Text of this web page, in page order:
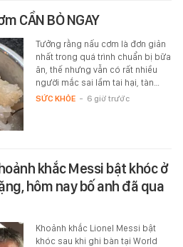
CẦN BỎ NGAY
Tưởng rằng nấu cơm là đơn giản
nhất trong quá trình chuẩn bị bữa
ăn, thế nhưng vẫn có rất nhiều
người mắc sai lầm tai hại, tàn…
SỨC KHỎE - 6 giờ trước
khắc Messi bật khóc ở
hôm nay bố anh đã qua
Khoảnh khắc Lionel Messi bật
khóc sau khi ghi bàn tại World